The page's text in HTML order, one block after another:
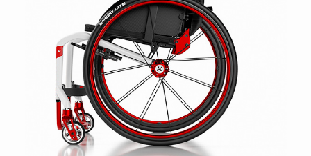
SUISSE
SVIZZERA
SWEDEN
UNITED KINGDOM